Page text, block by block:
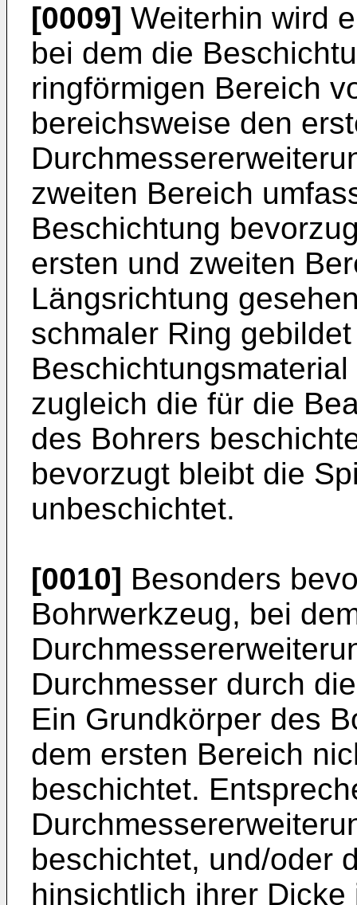
[0009] Weiterhin wird
bei dem die
ringförmigen Bereich
bereichsweise den
zweiten Bereich
Beschichtung
ersten und zweiten
Längsrichtung
schmaler Ring
zugleich die für die
des Bohrers
bevorzugt bleibt die
unbeschichtet.
[0010] Besonders
Bohrwerkzeug, bei
Durchmesser durch
Ein Grundkörper des
dem ersten Bereich
beschichtet.
beschichtet, und/oder
hinsichtlich ihrer